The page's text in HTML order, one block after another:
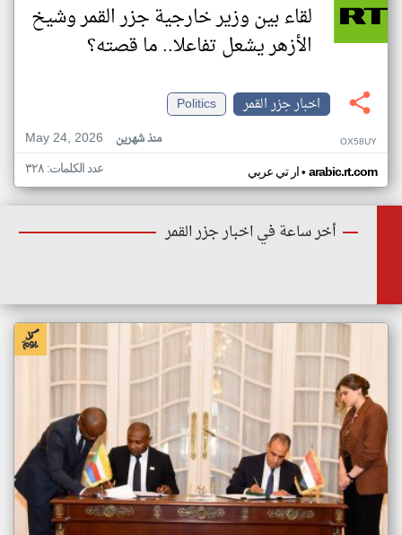
لقاء بين وزير خارجية جزر القمر وشيخ
الأزهر يشعل تفاعلا.. ما قصته؟
اخبار جزر القمر
Politics
May 24, 2026
منذ شهرين OX58UY
ار تي عربي• arabic.rt.com عدد الكلمات: ٣٢٨
أخر ساعة في اخبار جزر القمر